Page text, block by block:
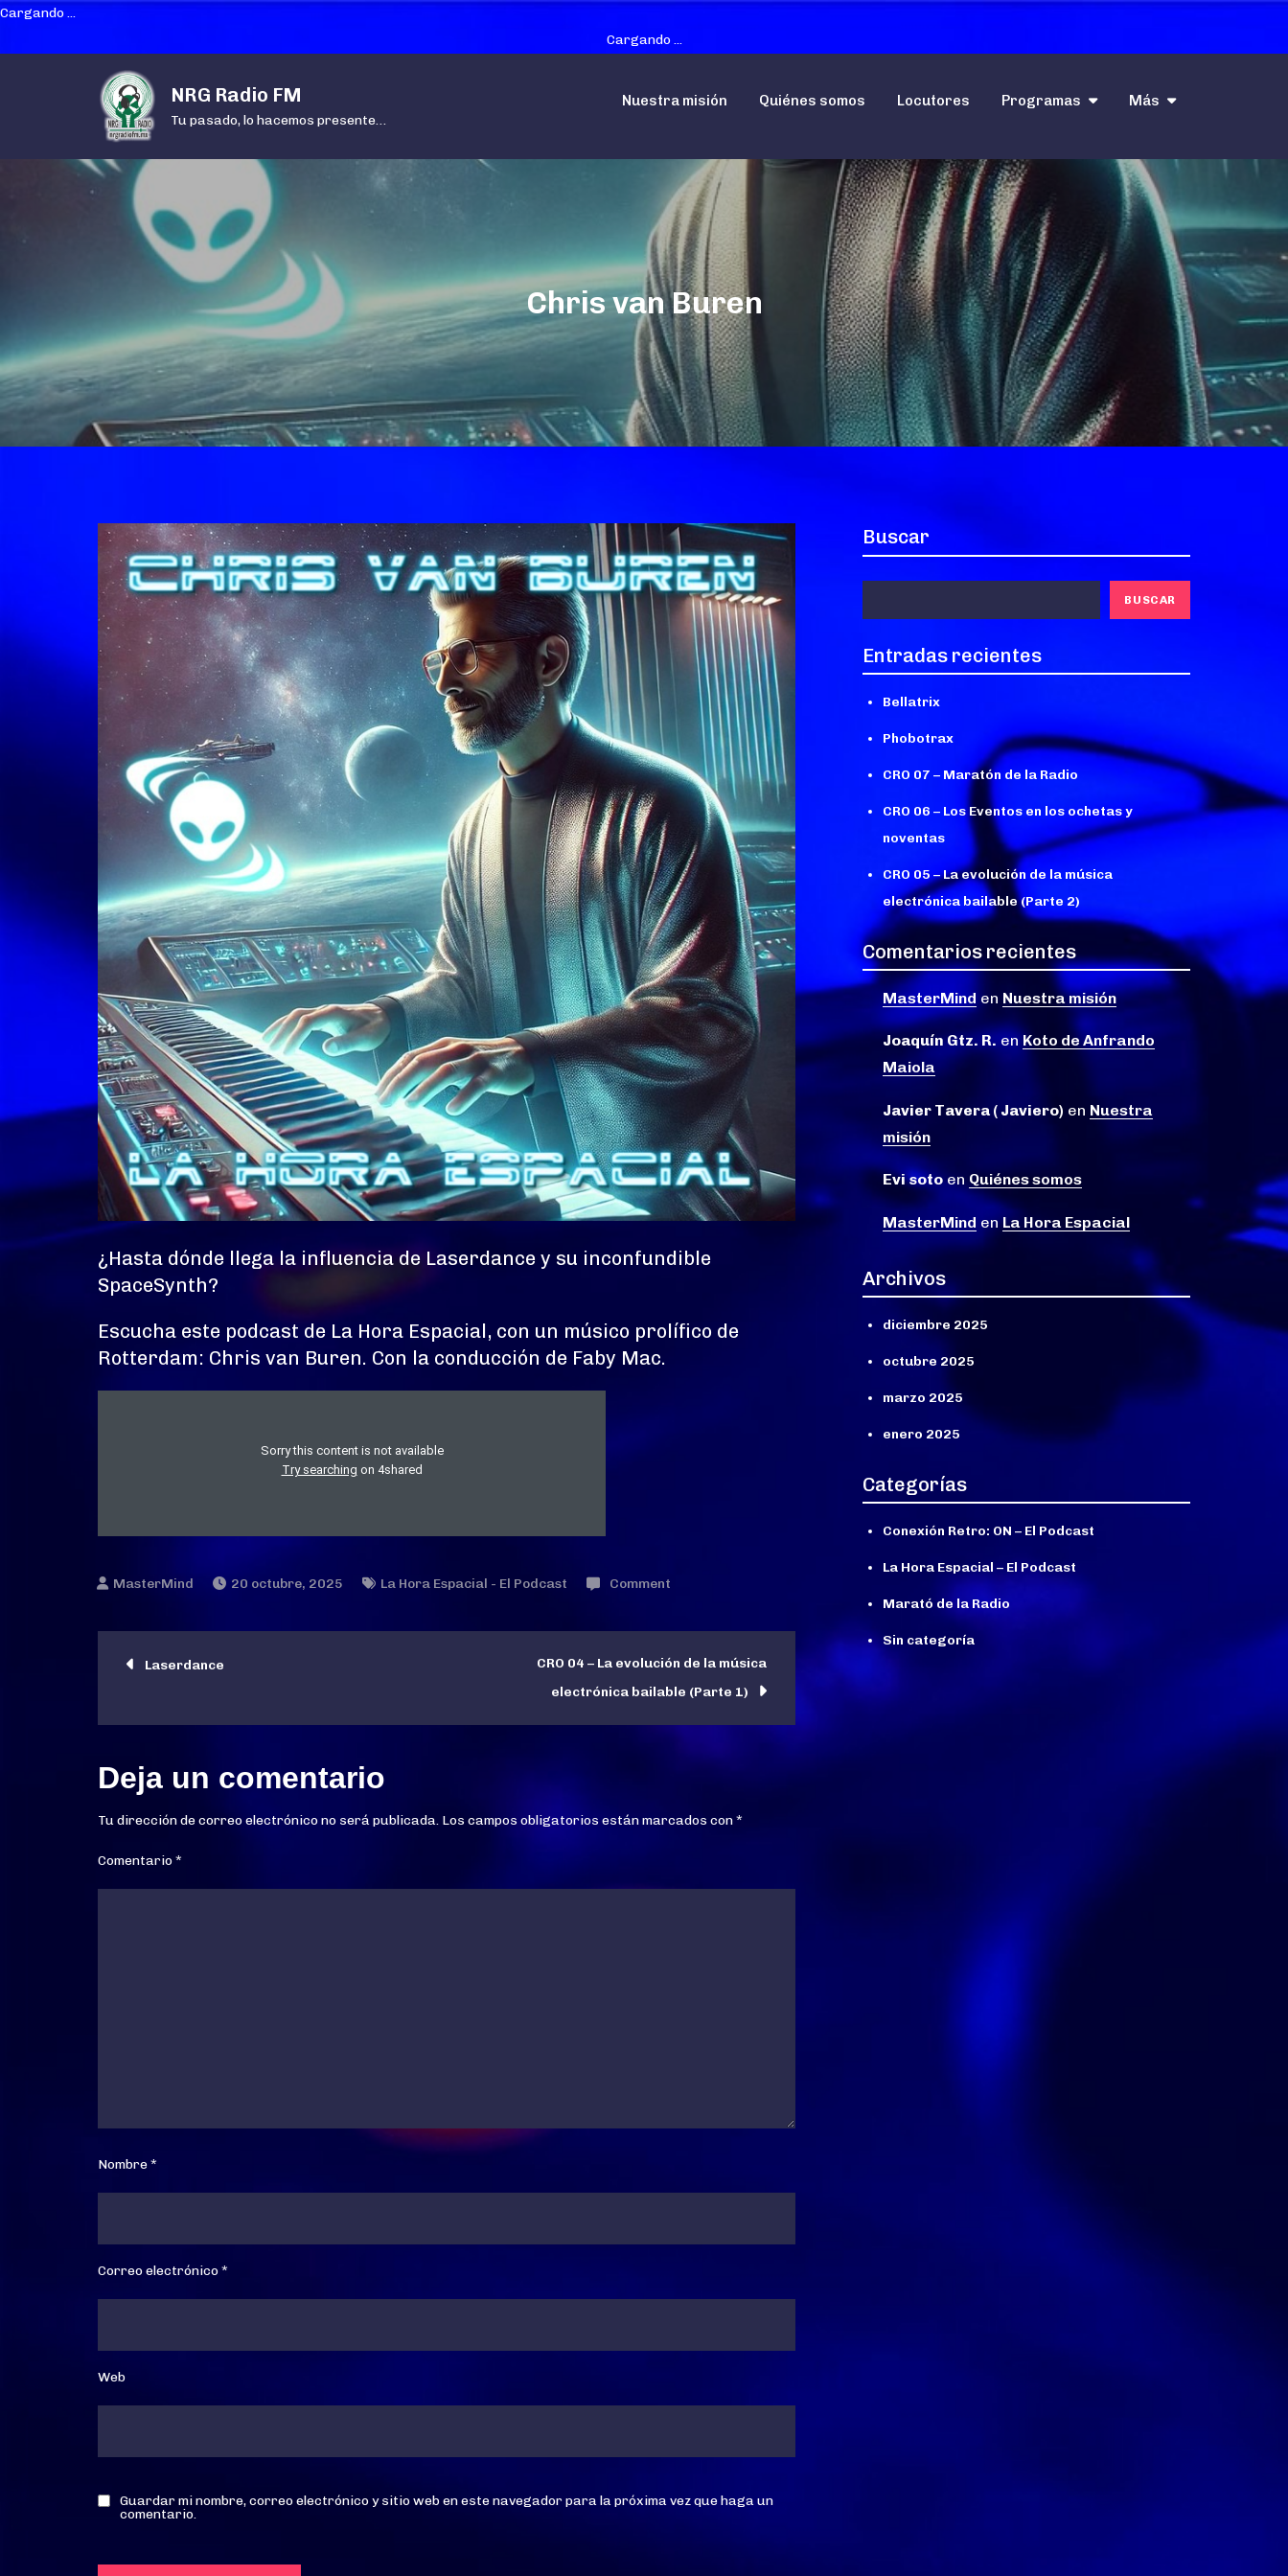
Cargando ...
Cargando ...
NRG Radio FM
Tu pasado, lo hacemos presente…
Nuestra misión Quiénes somos Locutores Programas Más
Chris van Buren
¿Hasta dónde llega la influencia de Laserdance y su inconfundible
SpaceSynth?
Escucha este podcast de La Hora Espacial, con un músico prolífico de
Rotterdam: Chris van Buren. Con la conducción de Faby Mac.
20 octubre, 2025 La Hora Espacial - El Podcast Comment
van
Buren
Navegación
de
entradas
Laserdance
CRO 04 – La evolución de la música
electrónica bailable (Parte 1)
Deja un comentario
Tu dirección de correo electrónico no será publicada. Los campos obligatorios están marcados con*
Comentario*
Nombre*
Correo electrónico*
Web
Guardar mi nombre, correo electrónico y sitio web en este navegador para la próxima vez que haga un
comentario.
Buscar
BUSCAR
Entradas recientes
Bellatrix
Phobotrax
CRO 07 – Maratón de la Radio
CRO 06 – Los Eventos en los ochetas y
noventas
CRO 05 – La evolución de la música
electrónica bailable (Parte 2)
Comentarios recientes
MasterMind en Nuestra misión
Joaquín Gtz. R. en Koto de Anfrando
Maiola
Javier Tavera ( Javiero) en Nuestra
misión
Evi sotoen Quiénes somos
MasterMind enLa Hora Espacial
Archivos
diciembre 2025
octubre 2025
marzo 2025
enero 2025
Categorías
Conexión Retro: ON – El Podcast
La Hora Espacial – El Podcast
Marató de la Radio
Sin categoría